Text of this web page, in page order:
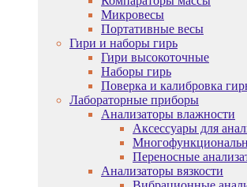
Микровесы
Портативные весы
Гири и наборы гирь
Гири высокоточные
Наборы гирь
Поверка и калибровка
Лабораторные приборы
Анализаторы влажности
Аксессуары для
Переносные
Анализаторы вязкости